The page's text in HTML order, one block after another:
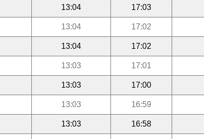
13:04 17:03
13:04 17:02
13:04 17:02
13:03 17:01
13:03 17:00
13:03 16:59
13:03 16:58